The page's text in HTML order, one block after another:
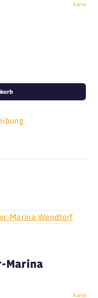
Karte
Marina
Karte